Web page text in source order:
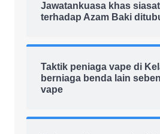
Jawatankuasa khas
terhadap Azam Baki
Taktik peniaga vape di
berniaga benda lain
vape